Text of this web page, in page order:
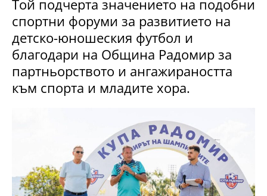
Той подчерта значението на подобни
спортни форуми за развитието на
детско-юношеския футбол и
благодари на Община Радомир за
партньорството и ангажираността
към спорта и младите хора.